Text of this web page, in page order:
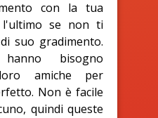
con la tua
se non ti
suo gradimento.
bisogno
amiche per
Non è facile
quindi queste